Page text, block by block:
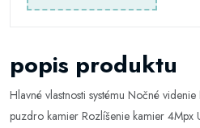
popis produktu
Hlavné vlastnosti systému Nočné
puzdro kamier Rozlíšenie kamier 4Mpx